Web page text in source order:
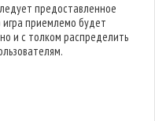
предоставленное
приемлемо будет
и с толком распределить